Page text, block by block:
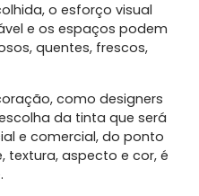
o esforço visual
e os espaços podem
quentes, frescos,
como designers
da tinta que será
e comercial, do ponto
textura, aspecto e cor, é